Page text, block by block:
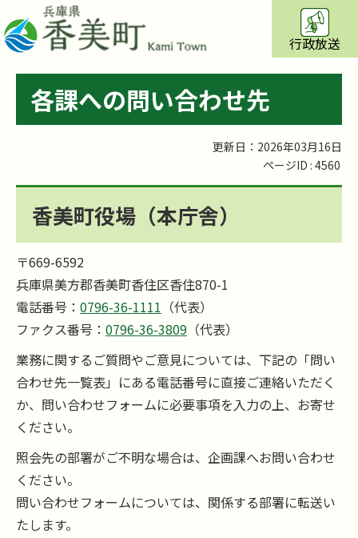
行政放送
各課への問い合わせ先
更新日：2026年03月16日
ページID : 4560
香美町役場（本庁舎）
〒669-6592
兵庫県美方郡香美町香住区香住870-1
電話番号： 0796-36-1111 （代表）
ファクス番号： 0796-36-3809 （代表）
業務に関するご質問やご意見については、下記の「問い
合わせ先一覧表」にある電話番号に直接ご連絡いただく
か、問い合わせフォームに必要事項を入力の上、お寄せ
ください。
照会先の部署がご不明な場合は、企画課へお問い合わせ
ください。
問い合わせフォームについては、関係する部署に転送い
たします。